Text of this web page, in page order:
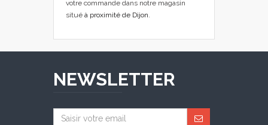
votre commande dans notre magasin
situé à proximité de Dijon
NEWSLETTER